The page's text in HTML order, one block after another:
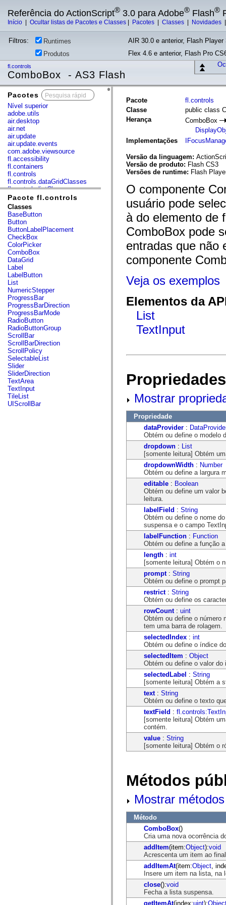
Referência do ActionScript® 3.0 para Adobe® Flash®
Início Ocultar listas de Pacotes e Classes Pacotes Classes Novidades
Filtros: Runtimes
AIR 30.0 e anterior, Flash
Produtos
Flex 4.6 e anterior, Flash Pro
fl.controls
ComboBox - AS3 Flash
Pacotes
Nível superior
adobe.utils
air.desktop
air.net
air.update
air.update.events
com.adobe.viewsource
fl.accessibility
fl.containers
fl.controls
fl.controls.dataGridClasses
fl.controls.listClasses
fl.controls.progressBarClasses
fl.core
fl.data
fl.display
fl.events
fl.ik
fl.lang
fl.livepreview
fl.managers
fl.motion
fl.motion.easing
fl.rsl
fl.text
fl.transitions
fl.transitions.easing
fl.video
flash.accessibility
flash.concurrent
flash.crypto
flash.data
flash.desktop
flash.display
flash.display3D
flash.display3D.textures
flash.errors
flash.events
flash.external
flash.filesystem
mx.automation.delegates.controls.dataGridClasses
mx.automation.delegates.controls.fileSystemClasses
Pacote fl.controls
Classes
BaseButton
Button
ButtonLabelPlacement
CheckBox
ColorPicker
ComboBox
DataGrid
Label
LabelButton
List
NumericStepper
ProgressBar
ProgressBarDirection
ProgressBarMode
RadioButton
RadioButtonGroup
ScrollBar
ScrollBarDirection
ScrollPolicy
SelectableList
Slider
SliderDirection
TextArea
TextInput
TileList
UIScrollBar
Pacote
fl.controls
Classe
public class
Herança
ComboBox
Implementações
Versão da linguagem:
Versão de produto: Flash CS3
Versões de runtime: Flash
O componente
usuário pode
à do elemento de
ComboBox pode
entradas que não
componente
Veja os exemplos
Elementos da
List
TextInput
Mostrar
Propriedade
dataProvider :
Obtém ou define o modelo
dropdown : List
[somente leitura] Obtém
dropdownWidth : Number
Obtém ou define a largura
editable : Boolean
Obtém ou define um valor
leitura.
labelField : String
Obtém ou define o nome
suspensa e o campo
labelFunction : Function
Obtém ou define a função
length : int
[somente leitura] Obtém o
prompt : String
Obtém ou define o prompt
restrict: String
Obtém ou define os
rowCount : uint
Obtém ou define o número
tem uma barra de rolagem.
selectedIndex : int
Obtém ou define o índice
selectedItem : Object
Obtém ou define o valor
selectedLabel : String
[somente leitura] Obtém a
text : String
Obtém ou define o texto
textField :
[somente leitura] Obtém
contém.
value : String
[somente leitura] Obtém o
Métodos
Mostrar
Método
ComboBox()
Cria uma nova ocorrência
addItem(item:Object):void
Acrescenta um item ao
addItemAt(item:Object ,
Insere um item na lista, na
close():void
Fecha a lista suspensa.
getItemAt(index:uint):